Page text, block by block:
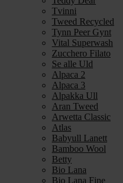
Tvinni
Tweed Recycled
Tynn Peer Gynt
Vital Superwash
Zucchero Filato
Se alle Uld
Alpaca 2
Alpaca 3
Alpakka Ull
Aran Tweed
Arwetta Classic
Atlas
Babyull Lanett
Bamboo Wool
Betty
Bio Lana
Bio Lana Fine